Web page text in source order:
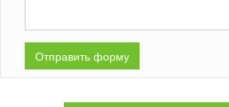
Отправить форму